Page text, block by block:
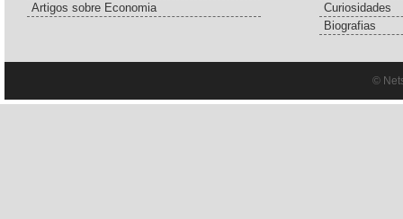
Artigos sobre Economia
Curiosidades
Biografias
©